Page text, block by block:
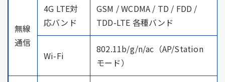
無線
通信
4G LTE対
応バンド
GSM / WCDMA / TD / FDD /
TDD-LTE 各種バンド
Wi-Fi
802.11b/g/n/ac（AP/Station
モード）